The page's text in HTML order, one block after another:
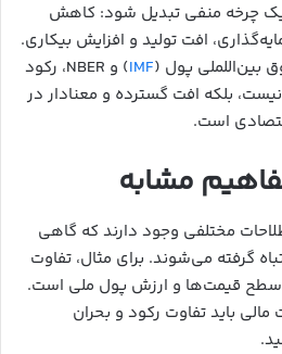
یک چرخه منفی تبدیل شود: کاهش
افت تولید و افزایش بیکاری.
بین‌اللملی پول (IMF
) و NBER، رکود
فقط یک عدد منفی در GDP نیست، بلکه افت گسترده و معنادار در
است.
مشابه
مختلفی وجود دارند که گاهی
گرفته می‌شوند. برای مثال، تفاوت
قیمت‌ها و ارزش پول ملی است.
باید تفاوت رکود و بحران